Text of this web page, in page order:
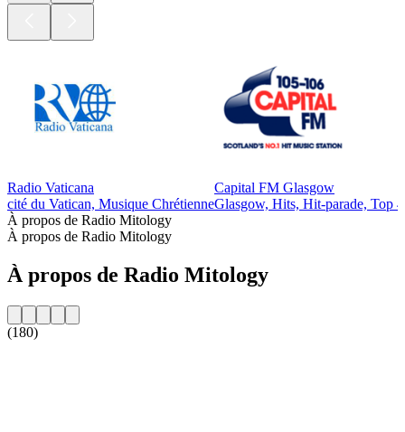
Radio Vaticana
cité du Vatican, Musique Chrétienne
Capital FM Glasgow
Glasgow, Hits, Hit-parade, Top
À propos de Radio Mitology
À propos de Radio Mitology
À propos de Radio Mitology
(180)